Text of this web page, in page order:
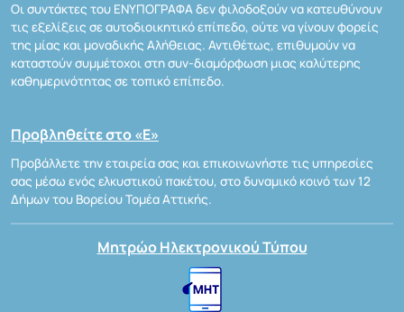
Οι συντάκτες του ΕΝΥΠΟΓΡΑΦΑ δεν φιλοδοξούν να κατευθύνουν
τις εξελίξεις σε αυτοδιοικητικό επίπεδο, ούτε να γίνουν φορείς
της μίας και μοναδικής Αλήθειας. Αντιθέτως, επιθυμούν να
καταστούν συμμέτοχοι στη συν-διαμόρφωση μιας καλύτερης
καθημερινότητας σε τοπικό επίπεδο.
Προβληθείτε στο «Ε»
Προβάλλετε την εταιρεία σας και επικοινωνήστε τις υπηρεσίες
σας μέσω ενός ελκυστικού πακέτου, στο δυναμικό κοινό των 12
Δήμων του Βορείου Τομέα Αττικής.
Μητρώο Ηλεκτρονικού Τύπου